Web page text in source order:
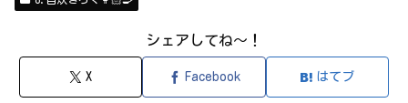
シェアしてね～！
X Facebook はてブ